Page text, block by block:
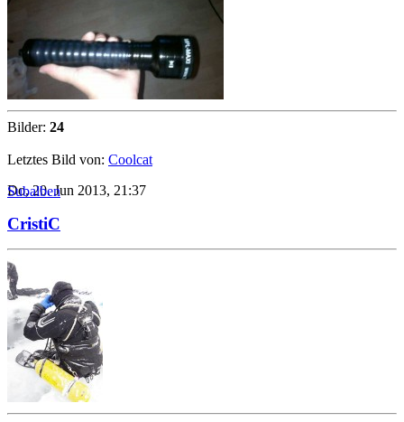
Bilder: 24
Letztes Bild von: Coolcat
Do, 20. Jun 2013, 21:37
Subalben
CristiC